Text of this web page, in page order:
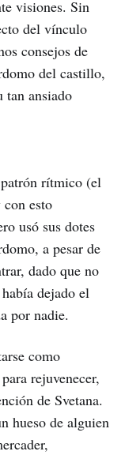
visiones. Sin
del vínculo
consejos de
del castillo,
tan ansiado
rítmico (el
esto
usó sus dotes
a pesar de
dado que no
dejado el
por nadie.
como
rejuvenecer,
de Svetana.
hueso de alguien